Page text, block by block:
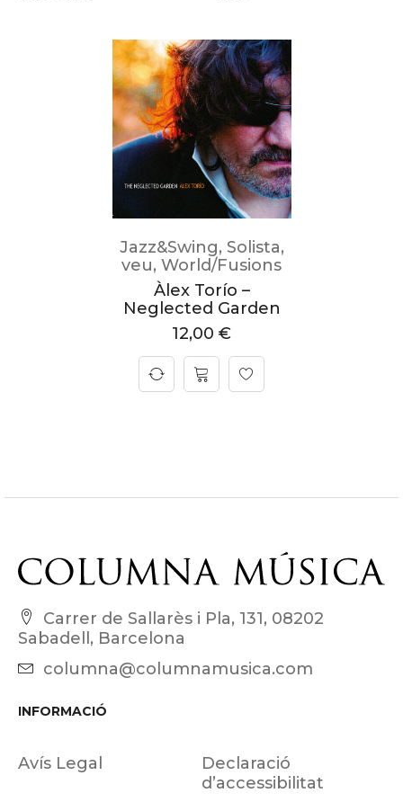
Jazz&Swing, Solista,
veu, World/Fusions
Àlex Torío –
Neglected Garden
12,00 €
Carrer de Sallarès i Pla, 131, 08202
Sabadell, Barcelona
columna@columnamusica.com
INFORMACIÓ
Avís Legal
Declaració
d’accessibilitat